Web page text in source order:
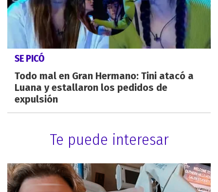
SE PICÓ
Todo mal en Gran Hermano: Tini atacó a
Luana y estallaron los pedidos de
expulsión
Te puede interesar